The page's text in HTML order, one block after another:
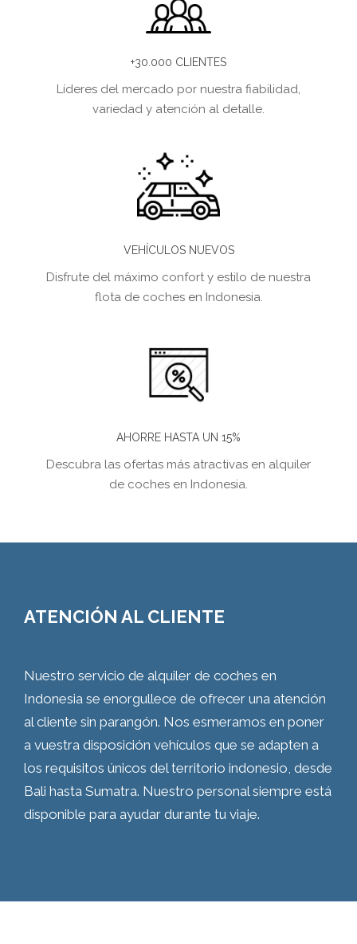
+30.000 CLIENTES
Líderes del mercado por nuestra fiabilidad,
variedad y atención al detalle.
VEHÍCULOS NUEVOS
Disfrute del máximo confort y estilo de nuestra
flota de coches en Indonesia.
AHORRE HASTA UN 15%
Descubra las ofertas más atractivas en alquiler
de coches en Indonesia.
ATENCIÓN AL CLIENTE
Nuestro servicio de alquiler de coches en
Indonesia se enorgullece de ofrecer una atención
al cliente sin parangón. Nos esmeramos en poner
a vuestra disposición vehículos que se adapten a
los requisitos únicos del territorio indonesio, desde
Bali hasta Sumatra. Nuestro personal siempre está
disponible para ayudar durante tu viaje.